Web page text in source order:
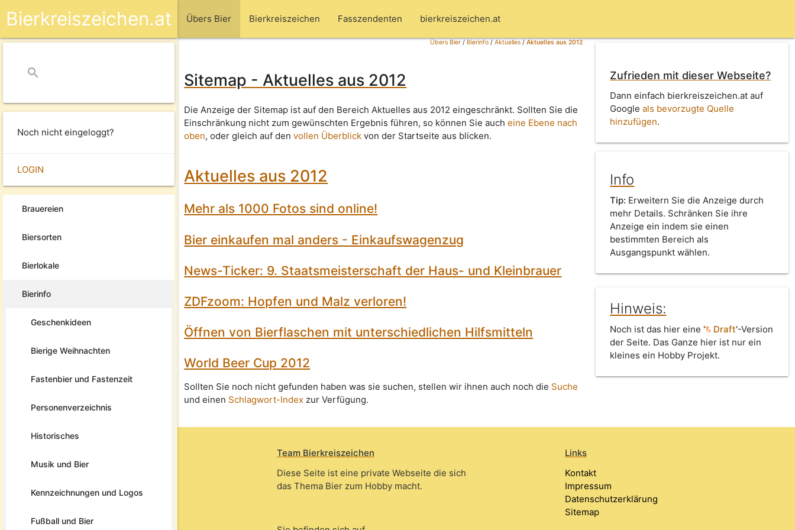
Übers Bier Bierkreiszeichen Fasszendenten bierkreiszeichen.at
Bierkreiszeichen.at
search
Noch nicht eingeloggt?
LOGIN
Brauereien
Biersorten
Bierlokale
Bierinfo
Geschenkideen
Bierige Weihnachten
Fastenbier und Fastenzeit
Personenverzeichnis
Historisches
Musik und Bier
Kennzeichnungen und Logos
Fußball und Bier
Übers Bier/Bierinfo/Aktuelles/Aktuelles aus 2012
Sitemap - Aktuelles aus 2012
Die Anzeige der Sitemap ist auf den Bereich Aktuelles aus 2012 eingeschränkt. Sollten Sie die
Einschränkung nicht zum gewünschten Ergebnis führen, so können Sie aucheine Ebene nach
oben, oder gleich auf denvollen Überblick von der Startseite aus blicken.
Aktuelles aus 2012
Mehr als 1000 Fotos sind online!
Bier einkaufen mal anders - Einkaufswagenzug
News-Ticker: 9. Staatsmeisterschaft der Haus- und Kleinbrauer
ZDFzoom: Hopfen und Malz verloren!
Öffnen von Bierflaschen mit unterschiedlichen Hilfsmitteln
World Beer Cup 2012
Sollten Sie noch nicht gefunden haben was sie suchen, stellen wir ihnen auch noch die Suche
und einen Schlagwort-Index zur Verfügung.
Zufrieden mit dieser Webseite?
Dann einfach bierkreiszeichen.at auf
Googleals bevorzugte Quelle
hinzufügen.
Info
Tip: Erweitern Sie die Anzeige durch
mehr Details. Schränken Sie ihre
Anzeige ein indem sie einen
bestimmten Bereich als
Ausgangspunkt wählen.
Hinweis:
Noch ist das hier eine ' Draft'-Version
der Seite. Das Ganze hier ist nur ein
kleines ein Hobby Projekt.
Team Bierkreiszeichen
Diese Seite ist eine private Webseite die sich
das Thema Bier zum Hobby macht.
Links
Kontakt
Impressum
Datenschutzerklärung
Sitemap